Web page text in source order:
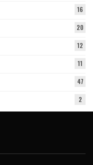
16
20
12
11
47
2